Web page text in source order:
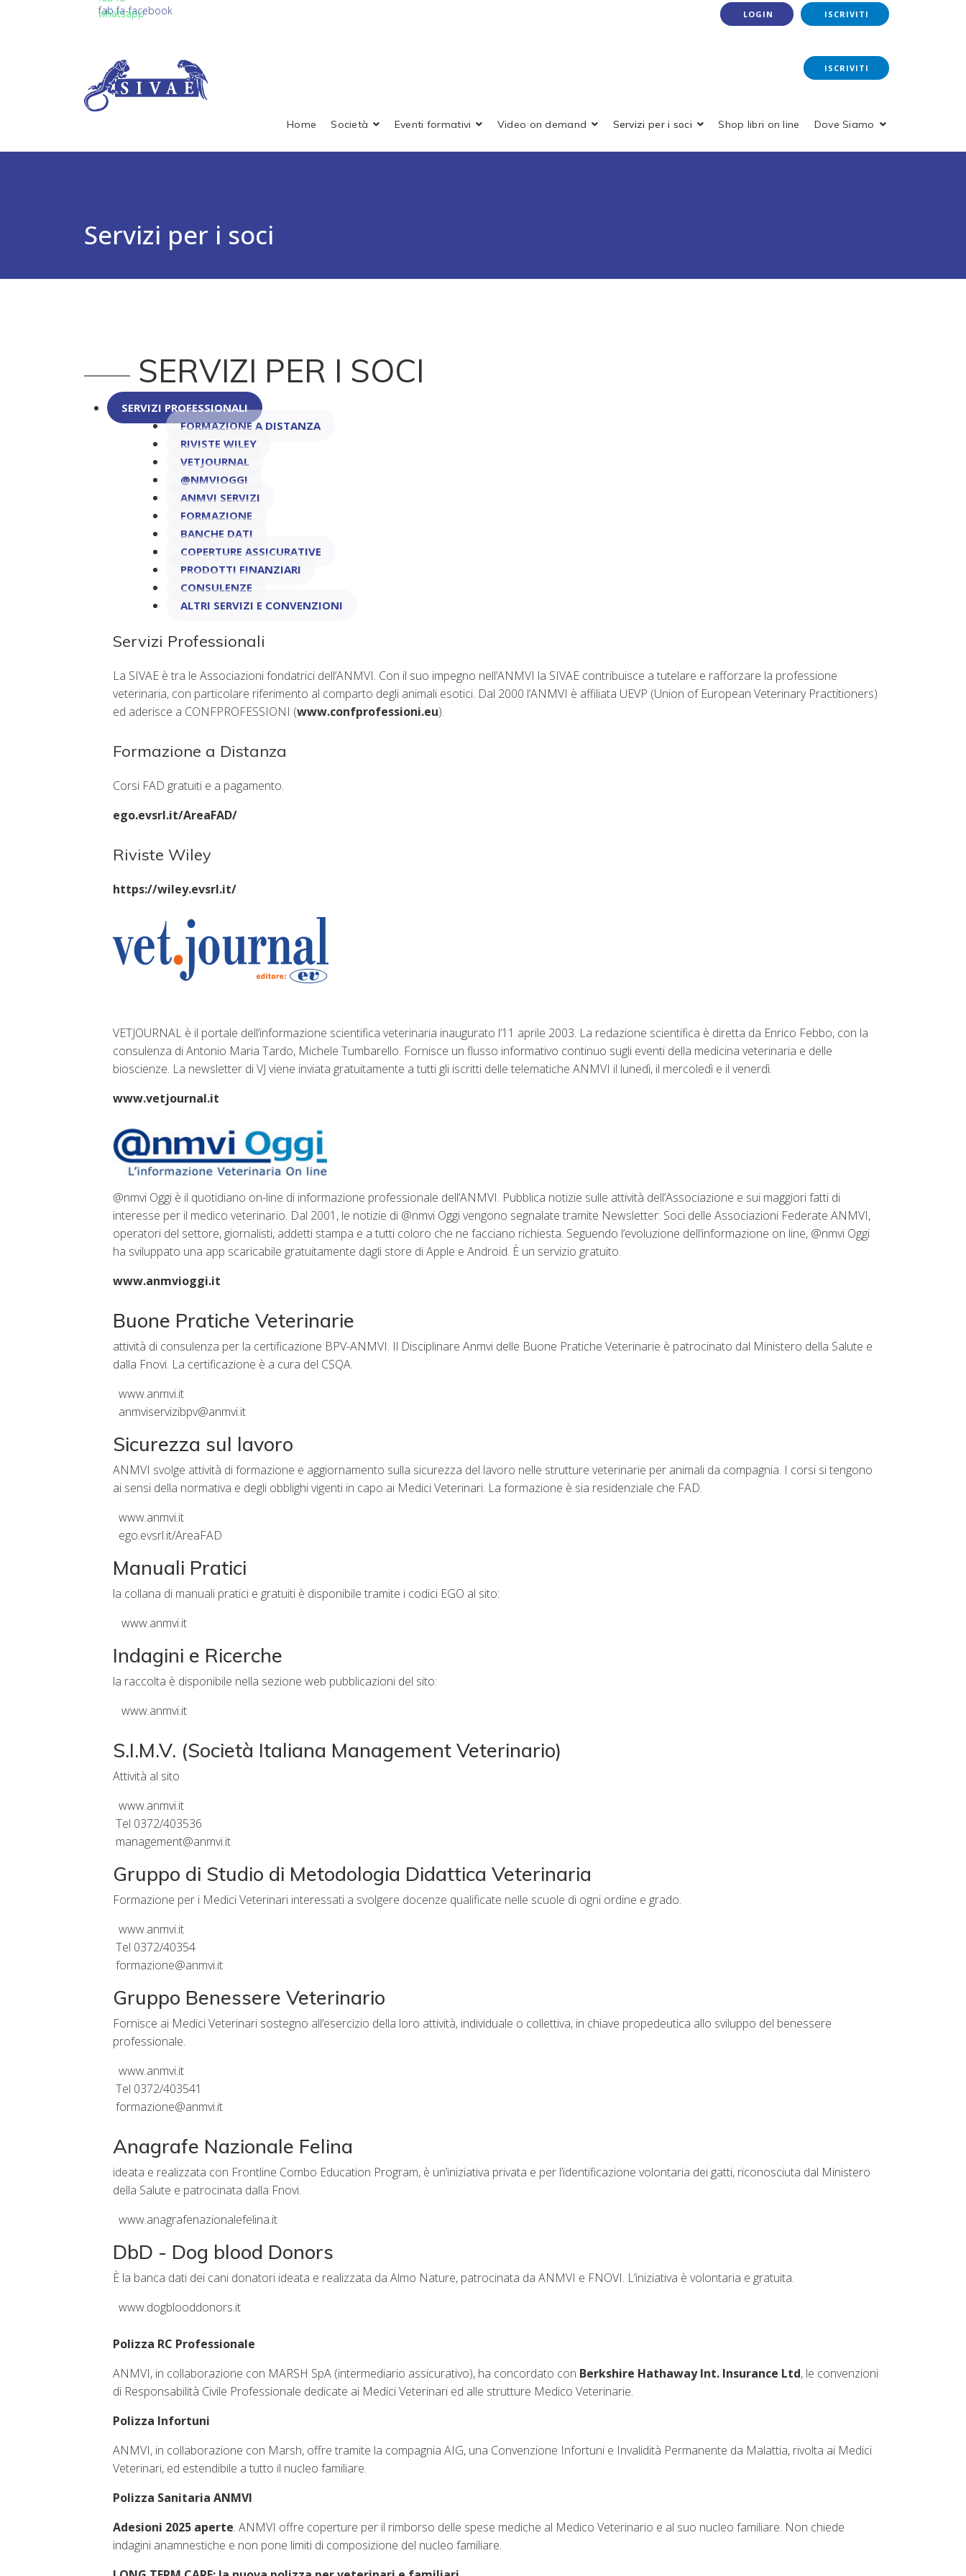
fab fa-facebook
whatsapp
LOGIN ISCRIVITI
ISCRIVITI
Home Società Eventi formativi Video on demand Servizi per i soci Shop libri on line Dove Siamo
Servizi per i soci
SERVIZI PER I SOCI
SERVIZI PROFESSIONALI
FORMAZIONE A DISTANZA
RIVISTE WILEY
VETJOURNAL
@NMVIOGGI
ANMVI SERVIZI
FORMAZIONE
BANCHE DATI
COPERTURE ASSICURATIVE
PRODOTTI FINANZIARI
CONSULENZE
ALTRI SERVIZI E CONVENZIONI
Servizi Professionali
La SIVAE è tra le Associazioni fondatrici dell’ANMVI. Con il suo impegno nell’ANMVI la SIVAE contribuisce a tutelare e rafforzare la professione
veterinaria, con particolare riferimento al comparto degli animali esotici. Dal 2000 l’ANMVI è affiliata UEVP (Union of European Veterinary Practitioners)
ed aderisce a CONFPROFESSIONI (www.confprofessioni.eu).
Formazione a Distanza
Corsi FAD gratuiti e a pagamento.
ego.evsrl.it/AreaFAD/
Riviste Wiley
https://wiley.evsrl.it/
VETJOURNAL è il portale dell’informazione scientifica veterinaria inaugurato l’11 aprile 2003. La redazione scientifica è diretta da Enrico Febbo, con la
consulenza di Antonio Maria Tardo, Michele Tumbarello. Fornisce un flusso informativo continuo sugli eventi della medicina veterinaria e delle
bioscienze. La newsletter di VJ viene inviata gratuitamente a tutti gli iscritti delle telematiche ANMVI il lunedì, il mercoledì e il venerdì.
www.vetjournal.it
@nmvi Oggi è il quotidiano on-line di informazione professionale dell’ANMVI. Pubblica notizie sulle attività dell’Associazione e sui maggiori fatti di
interesse per il medico veterinario. Dal 2001, le notizie di @nmvi Oggi vengono segnalate tramite Newsletter: Soci delle Associazioni Federate ANMVI,
operatori del settore, giornalisti, addetti stampa e a tutti coloro che ne facciano richiesta. Seguendo l’evoluzione dell’informazione on line, @nmvi Oggi
ha sviluppato una app scaricabile gratuitamente dagli store di Apple e Android. È un servizio gratuito.
www.anmvioggi.it
Buone Pratiche Veterinarie
attività di consulenza per la certificazione BPV-ANMVI. Il Disciplinare Anmvi delle Buone Pratiche Veterinarie è patrocinato dal Ministero della Salute e
dalla Fnovi. La certificazione è a cura del CSQA.
www.anmvi.it
anmviservizibpv@anmvi.it
Sicurezza sul lavoro
ANMVI svolge attività di formazione e aggiornamento sulla sicurezza del lavoro nelle strutture veterinarie per animali da compagnia. I corsi si tengono
ai sensi della normativa e degli obblighi vigenti in capo ai Medici Veterinari. La formazione è sia residenziale che FAD.
www.anmvi.it
ego.evsrl.it/AreaFAD
Manuali Pratici
la collana di manuali pratici e gratuiti è disponibile tramite i codici EGO al sito:
www.anmvi.it
Indagini e Ricerche
la raccolta è disponibile nella sezione web pubblicazioni del sito:
www.anmvi.it
S.I.M.V. (Società Italiana Management Veterinario)
Attività al sito
www.anmvi.it
Tel 0372/403536
management@anmvi.it
Gruppo di Studio di Metodologia Didattica Veterinaria
Formazione per i Medici Veterinari interessati a svolgere docenze qualificate nelle scuole di ogni ordine e grado.
www.anmvi.it
Tel 0372/40354
formazione@anmvi.it
Gruppo Benessere Veterinario
Fornisce ai Medici Veterinari sostegno all’esercizio della loro attività, individuale o collettiva, in chiave propedeutica allo sviluppo del benessere
professionale.
www.anmvi.it
Tel 0372/403541
formazione@anmvi.it
Anagrafe Nazionale Felina
ideata e realizzata con Frontline Combo Education Program, è un’iniziativa privata e per l’identificazione volontaria dei gatti, riconosciuta dal Ministero
della Salute e patrocinata dalla Fnovi.
www.anagrafenazionalefelina.it
DbD - Dog blood Donors
È la banca dati dei cani donatori ideata e realizzata da Almo Nature, patrocinata da ANMVI e FNOVI. L’iniziativa è volontaria e gratuita.
www.dogblooddonors.it
Polizza RC Professionale
ANMVI, in collaborazione con MARSH SpA (intermediario assicurativo), ha concordato con Berkshire Hathaway Int. Insurance Ltd, le convenzioni
di Responsabilità Civile Professionale dedicate ai Medici Veterinari ed alle strutture Medico Veterinarie.
Polizza Infortuni
ANMVI, in collaborazione con Marsh, offre tramite la compagnia AIG, una Convenzione Infortuni e Invalidità Permanente da Malattia, rivolta ai Medici
Veterinari, ed estendibile a tutto il nucleo familiare.
Polizza Sanitaria ANMVI
Adesioni 2025 aperte. ANMVI offre coperture per il rimborso delle spese mediche al Medico Veterinario e al suo nucleo familiare. Non chiede
indagini anamnestiche e non pone limiti di composizione del nucleo familiare.